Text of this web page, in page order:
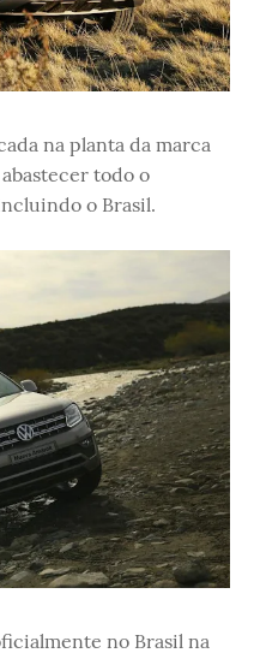
na planta da marca
todo o
o Brasil.
no Brasil na